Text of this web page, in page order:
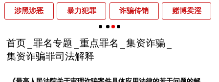
涉黑涉恶 暴力犯罪 诈骗传销 赌博卖淫
首页 罪名专题 重点罪名
集资诈骗
集资诈骗罪司法解释